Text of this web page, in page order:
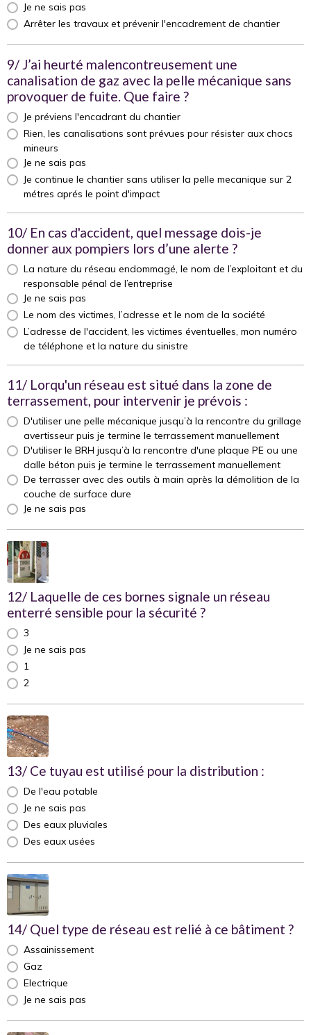
Je ne sais pas
Arrêter les travaux et prévenir l'encadrement de chantier
9/ J’ai heurté malencontreusement une
canalisation de gaz avec la pelle mécanique sans
provoquer de fuite. Que faire ?
Je préviens l'encadrant du chantier
Rien, les canalisations sont prévues pour résister aux chocs
mineurs
Je ne sais pas
Je continue le chantier sans utiliser la pelle mecanique sur 2
métres aprés le point d'impact
10/ En cas d'accident, quel message dois-je
donner aux pompiers lors d’une alerte ?
La nature du réseau endommagé, le nom de l’exploitant et du
responsable pénal de l’entreprise
Je ne sais pas
Le nom des victimes, l’adresse et le nom de la société
L’adresse de l'accident, les victimes éventuelles, mon numéro
de téléphone et la nature du sinistre
11/ Lorqu'un réseau est situé dans la zone de
terrassement, pour intervenir je prévois :
D'utiliser une pelle mécanique jusqu’à la rencontre du grillage
avertisseur puis je termine le terrassement manuellement
D'utiliser le BRH jusqu’à la rencontre d'une plaque PE ou une
dalle béton puis je termine le terrassement manuellement
De terrasser avec des outils à main après la démolition de la
couche de surface dure
Je ne sais pas
12/ Laquelle de ces bornes signale un réseau
enterré sensible pour la sécurité ?
3
Je ne sais pas
1
2
13/ Ce tuyau est utilisé pour la distribution :
De l'eau potable
Je ne sais pas
Des eaux pluviales
Des eaux usées
14/ Quel type de réseau est relié à ce bâtiment ?
Assainissement
Gaz
Electrique
Je ne sais pas